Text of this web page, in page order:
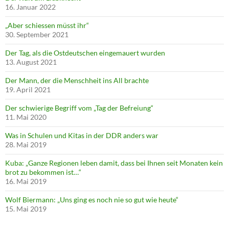
16. Januar 2022
„Aber schiessen müsst ihr“
30. September 2021
Der Tag, als die Ostdeutschen eingemauert wurden
13. August 2021
Der Mann, der die Menschheit ins All brachte
19. April 2021
Der schwierige Begriff vom „Tag der Befreiung“
11. Mai 2020
Was in Schulen und Kitas in der DDR anders war
28. Mai 2019
Kuba: „Ganze Regionen leben damit, dass bei Ihnen seit Monaten kein
brot zu bekommen ist…“
16. Mai 2019
Wolf Biermann: „Uns ging es noch nie so gut wie heute“
15. Mai 2019